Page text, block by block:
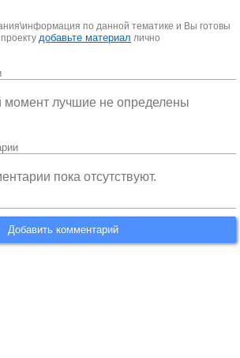
по данной тематике и Вы готовы
добавьте материал лично
момент лучшие не определены
пока отсутствуют.
Добавить комментарий